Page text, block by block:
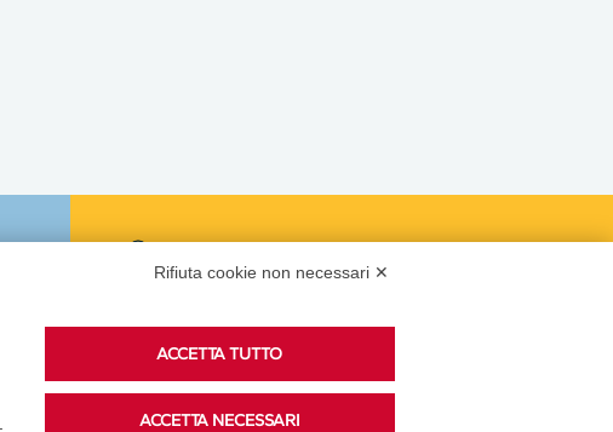
Podcast
Ascolta i podcast di approfondimento di Legacoop
Rifiuta cookie non necessari ✕
ACCETTA TUTTO
ACCETTA NECESSARI